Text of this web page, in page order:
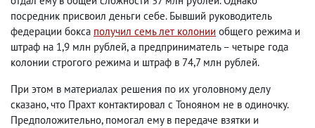
посредник присвоил деньги себе. Бывший руководитель
федерации бокса получил семь лет колонии общего режима и
штраф на 1,9 млн рублей, а предприниматель – четыре года
колонии строгого режима и штраф в 74,7 млн рублей.
При этом в материалах решения по их уголовному делу
сказано, что Прахт контактировал с Тонояном не в одиночку.
Предположительно, помогал ему в передаче взятки и